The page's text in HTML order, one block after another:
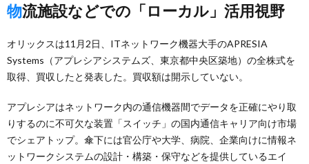
物流施設などでの「ローカル」活用視野
オリックスは11月2日、ITネットワーク機器大手のAPRESIA
Systems（アプレシアシステムズ、東京都中央区築地）の全株式を
取得、買収したと発表した。買収額は開示していない。
アプレシアはネットワーク内の通信機器間でデータを正確にやり取
りするのに不可欠な装置「スイッチ」の国内通信キャリア向け市場
でシェアトップ。傘下には官公庁や大学、病院、企業向けに情報ネ
ットワークシステムの設計・構築・保守などを提供しているエイ